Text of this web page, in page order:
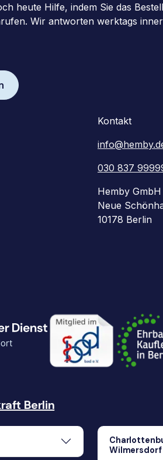
heute Hilfe, indem Sie das
Wir antworten werktags
Kontakt
030 837
Hemby GmbH
Neue
10178 Berlin
Berlin
Wilmersdorf